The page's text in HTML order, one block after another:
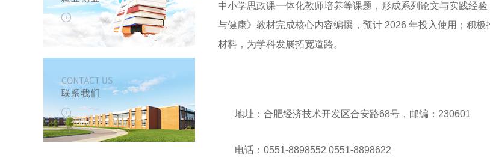
中小学思政课一体化教师培养等课题，形成系列论文与实践经
与健康》教材完成核心内容编撰，预计 2026 年投入使用；积
材料，为学科发展拓宽道路。
地址：合肥经济技术开发区合安路68号，邮编：230601
电话：0551-8898552 0551-8898622